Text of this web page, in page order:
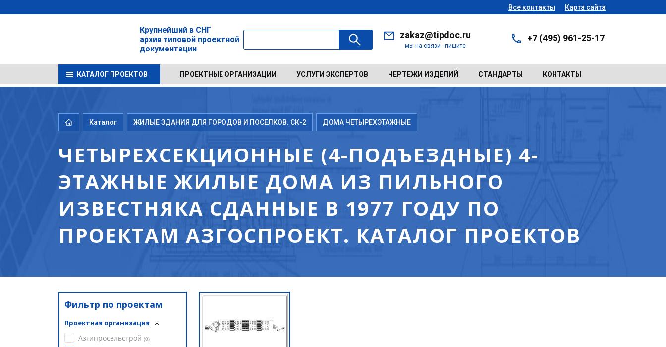
Все контакты Карта сайта
Крупнейший в СНГ
архив типовой проектной
документации
zakaz@tipdoc.ru
мы на связи - пишите
+7 (495) 961-25-17
КАТАЛОГ ПРОЕКТОВ ПРОЕКТНЫЕ ОРГАНИЗАЦИИ УСЛУГИ ЭКСПЕРТОВ ЧЕРТЕЖИ ИЗДЕЛИЙ СТАНДАРТЫ КОНТАКТЫ
Каталог ЖИЛЫЕ ЗДАНИЯ ДЛЯ ГОРОДОВ И ПОСЕЛКОВ. СК-2 ДОМА ЧЕТЫРЕХЭТАЖНЫЕ
ЧЕТЫРЕХСЕКЦИОННЫЕ (4-ПОДЪЕЗДНЫЕ) 4-
ЭТАЖНЫЕ ЖИЛЫЕ ДОМА ИЗ ПИЛЬНОГО
ИЗВЕСТНЯКА СДАННЫЕ В 1977 ГОДУ ПО
ПРОЕКТАМ АЗГОСПРОЕКТ. КАТАЛОГ ПРОЕКТОВ
Фильтр по проектам
Проектная организация
Азгипросельстрой (0)